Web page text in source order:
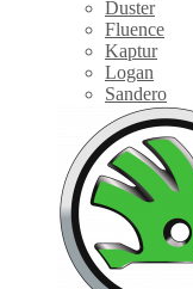
Duster
Fluence
Kaptur
Logan
Sandero